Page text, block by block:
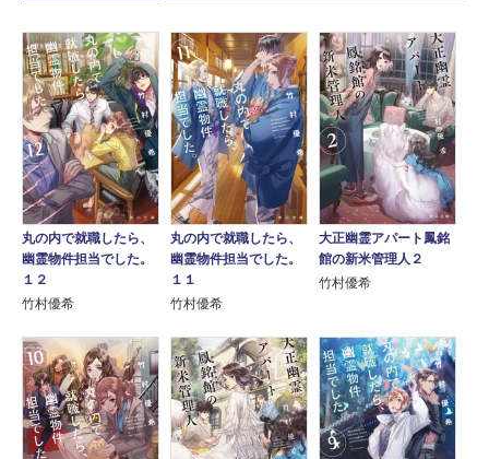
丸の内で就職したら、
幽霊物件担当でした。
１２
竹村優希
丸の内で就職したら、
幽霊物件担当でした。
１１
竹村優希
大正幽霊アパート鳳銘
館の新米管理人２
竹村優希